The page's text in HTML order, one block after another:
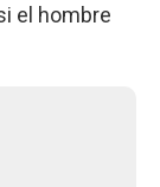
el hombre